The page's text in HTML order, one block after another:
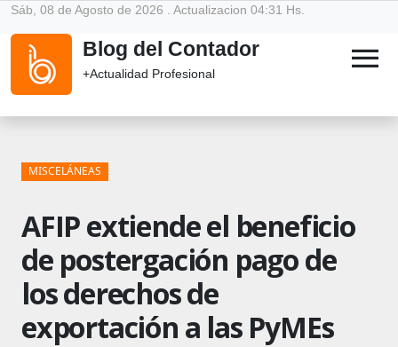
Sáb, 08 de Agosto de 2026 . Actualizacion 04:31 Hs.
Blog del Contador
+Actualidad Profesional menu
MISCELÁNEAS
AFIP extiende el beneficio
de postergación pago de
los derechos de
exportación a las PyMEs